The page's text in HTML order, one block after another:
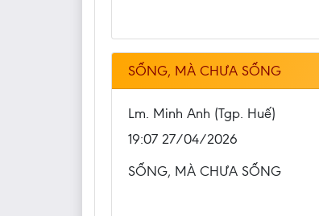
SỐNG, MÀ CHƯA SỐNG
Lm. Minh Anh (Tgp. Huế)
19:07 27/04/2026
SỐNG, MÀ CHƯA SỐNG